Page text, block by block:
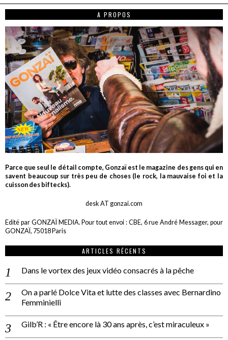
A PROPOS
Parce que seul le détail compte, Gonzaï est le magazine des gens qui en
savent beaucoup sur très peu de choses (le rock, la mauvaise foi et la
cuisson des biftecks).
desk AT gonzai.com
Edité par GONZAÏ MEDIA. Pour tout envoi : CBE, 6 rue André Messager, pour
GONZAÏ, 75018 Paris
ARTICLES RÉCENTS
Dans le vortex des jeux vidéo consacrés à la pêche
On a parlé Dolce Vita et lutte des classes avec Bernardino
Femminielli
Gilb’R : « Être encore là 30 ans après, c’est miraculeux »